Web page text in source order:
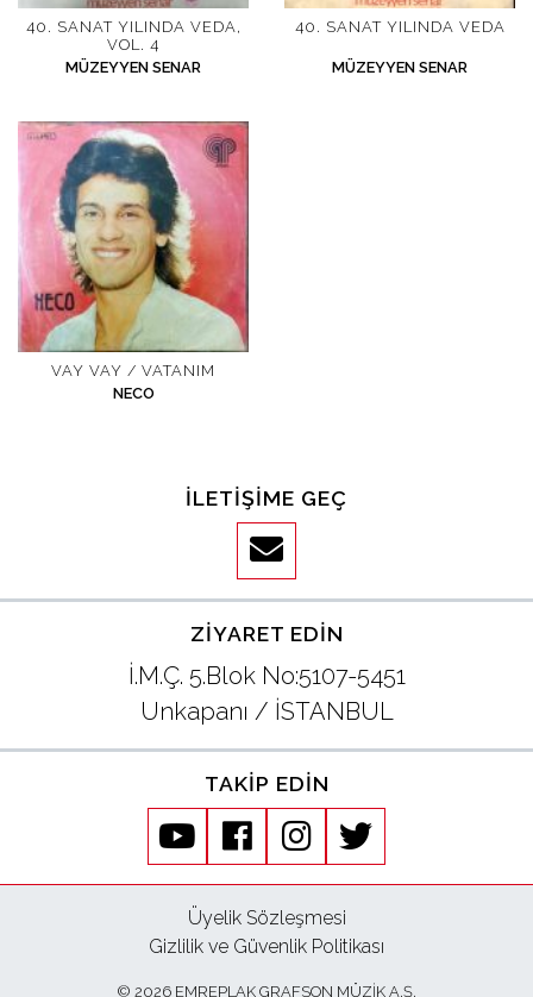
40. SANAT YILINDA VEDA,
VOL. 4
MÜZEYYEN SENAR
40. SANAT YILINDA VEDA
MÜZEYYEN SENAR
VAY VAY / VATANIM
NECO
İLETIŞIME GEÇ
ZIYARET EDIN
İ.M.Ç. 5.Blok No:5107-5451
Unkapanı / İSTANBUL
TAKIP EDIN
youtubefacebookinstagram
Üyelik Sözleşmesi
Gizlilik ve Güvenlik Politikası
© 2026 EMREPLAK GRAFSON MÜZİK A.Ş.